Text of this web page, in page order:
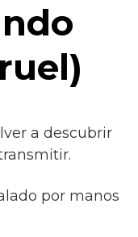
a descubrir
por manos